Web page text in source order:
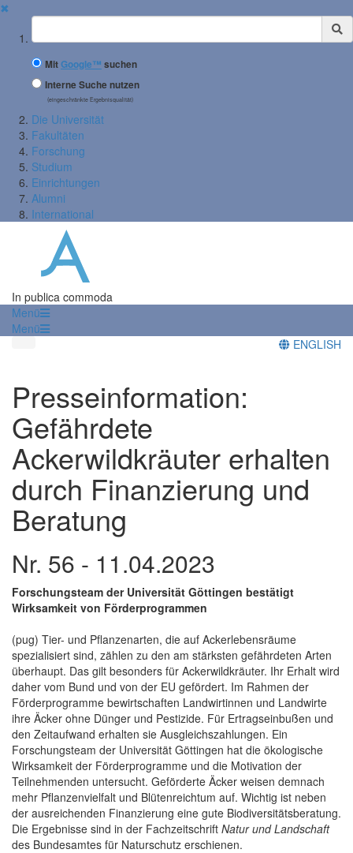
✖
Suchbegriff
MitGoogle™ suchen
Interne Suche nutzen
(eingeschränkte Ergebnisqualität)
Die Universität
Fakultäten
Forschung
Studium
Einrichtungen
Alumni
International
In publica commoda
Menü
Menü
ENGLISH
Presseinformation:
Gefährdete
Ackerwildkräuter erhalten
durch Finanzierung und
Beratung
Nr. 56 - 11.04.2023
Forschungsteam der Universität Göttingen bestätigt
Wirksamkeit von Förderprogrammen
(pug) Tier- und Pflanzenarten, die auf Ackerlebensräume
spezialisiert sind, zählen zu den am stärksten gefährdeten Arten
überhaupt. Das gilt besonders für Ackerwildkräuter. Ihr Erhalt wird
daher vom Bund und von der EU gefördert. Im Rahmen der
Förderprogramme bewirtschaften Landwirtinnen und Landwirte
ihre Äcker ohne Dünger und Pestizide. Für Ertragseinbußen und
den Zeitaufwand erhalten sie Ausgleichszahlungen. Ein
Forschungsteam der Universität Göttingen hat die ökologische
Wirksamkeit der Förderprogramme und die Motivation der
Teilnehmenden untersucht. Geförderte Äcker weisen demnach
mehr Pflanzenvielfalt und Blütenreichtum auf. Wichtig ist neben
der ausreichenden Finanzierung eine gute Biodiversitätsberatung.
Die Ergebnisse sind in der Fachzeitschrift Natur und Landschaft
des Bundesamtes für Naturschutz erschienen.